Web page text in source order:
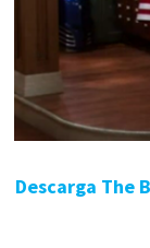
Descarga The